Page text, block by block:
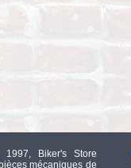
1997, Biker's Store
mécaniques de